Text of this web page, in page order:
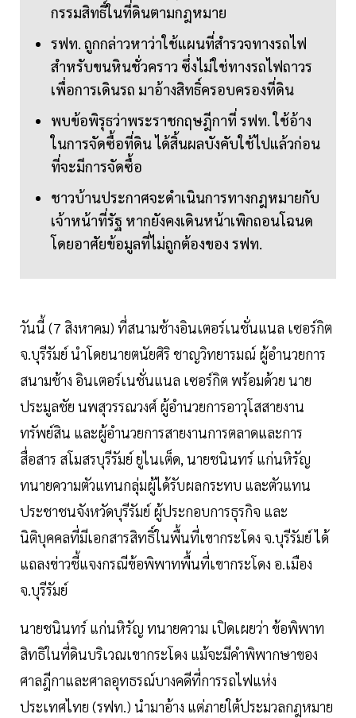
กรรมสิทธิ์ในที่ดินตามกฎหมาย
รฟท. ถูกกล่าวหาว่าใช้แผนที่สำรวจทางรถไฟ
สำหรับขนหินชั่วคราว ซึ่งไม่ใช่ทางรถไฟถาวร
เพื่อการเดินรถ มาอ้างสิทธิ์ครอบครองที่ดิน
พบข้อพิรุธว่าพระราชกฤษฎีกาที่ รฟท. ใช้อ้าง
ในการจัดซื้อที่ดิน ได้สิ้นผลบังคับใช้ไปแล้วก่อน
ที่จะมีการจัดซื้อ
ชาวบ้านประกาศจะดำเนินการทางกฎหมายกับ
เจ้าหน้าที่รัฐ หากยังคงเดินหน้าเพิกถอนโฉนด
โดยอาศัยข้อมูลที่ไม่ถูกต้องของ รฟท.
วันนี้ (7 สิงหาคม) ที่สนามช้างอินเตอร์เนชั่นแนล เซอร์กิต
จ.บุรีรัมย์ นำโดยนายตนัยศิริ ชาญวิทยารมณ์ ผู้อำนวยการ
สนามช้าง อินเตอร์เนชั่นแนล เซอร์กิต พร้อมด้วย นาย
ประมูลชัย นพสุวรรณวงศ์ ผู้อำนวยการอาวุโสสายงาน
ทรัพย์สิน และผู้อำนวยการสายงานการตลาดและการ
สื่อสาร สโมสรบุรีรัมย์ ยูไนเต็ด, นายชนินทร์ แก่นหิรัญ
ทนายความตัวแทนกลุ่มผู้ได้รับผลกระทบ และตัวแทน
ประชาชนจังหวัดบุรีรัมย์ ผู้ประกอบการธุรกิจ และ
นิติบุคคลที่มีเอกสารสิทธิ์ในพื้นที่เขากระโดง จ.บุรีรัมย์ ได้
แถลงข่าวชี้แจงกรณีข้อพิพาทพื้นที่เขากระโดง อ.เมือง
จ.บุรีรัมย์
นายชนินทร์ แก่นหิรัญ ทนายความ เปิดเผยว่า ข้อพิพาท
สิทธิในที่ดินบริเวณเขากระโดง แม้จะมีคำพิพากษาของ
ศาลฎีกาและศาลอุทธรณ์บางคดีที่การรถไฟแห่ง
ประเทศไทย (รฟท.) นำมาอ้าง แต่ภายใต้ประมวลกฎหมาย